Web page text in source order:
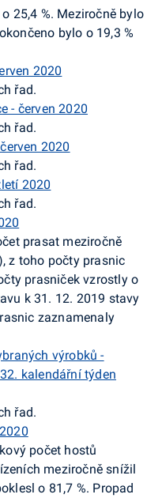
25,4 %. Meziročně bylo
bylo o 19,3 %
2020
řad.
- červen 2020
řad.
2020
řad.
2020
řad.
prasat meziročně
z toho počty prasnic
prasniček vzrostly o
k 31. 12. 2019 stavy
zaznamenaly
výrobků -
kalendářní týden
řad.
počet hostů
meziročně snížil
o 81,7 %. Propad